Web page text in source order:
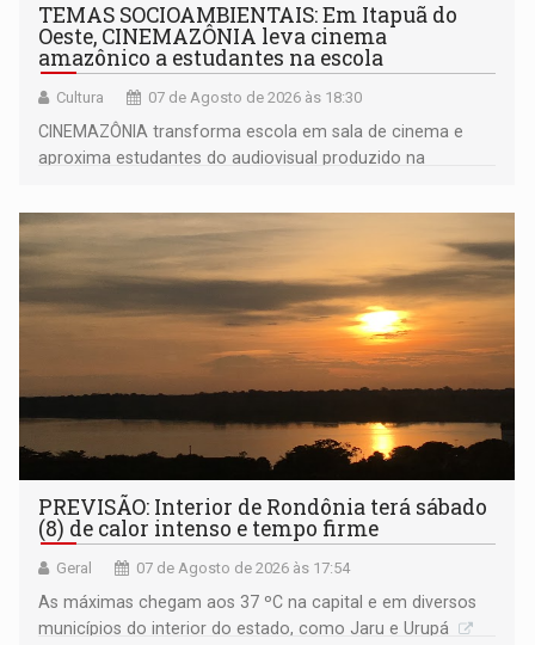
TEMAS SOCIOAMBIENTAIS: Em Itapuã do
Oeste, CINEMAZÔNIA leva cinema
amazônico a estudantes na escola
Cultura 07 de Agosto de 2026 às 18:30
CINEMAZÔNIA transforma escola em sala de cinema e
aproxima estudantes do audiovisual produzido na
PREVISÃO: Interior de Rondônia terá sábado
(8) de calor intenso e tempo firme
Geral 07 de Agosto de 2026 às 17:54
As máximas chegam aos 37 ºC na capital e em diversos
municípios do interior do estado, como Jaru e Urupá